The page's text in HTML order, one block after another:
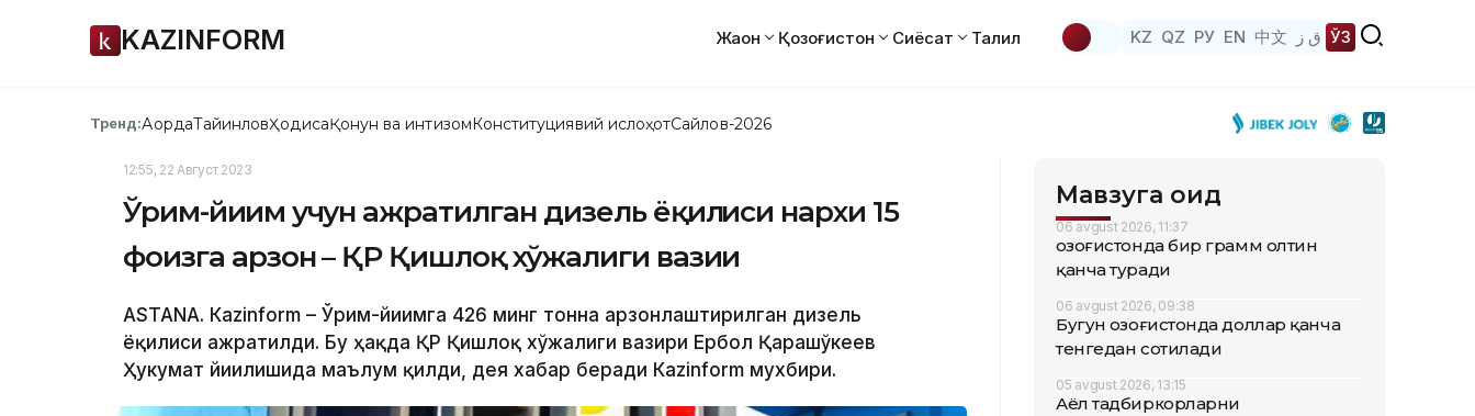
KAZINFORM Жаҳон Қозоғистон Сиёсат Таҳлил KZ QZ РУ EN 中文 ق ز ЎЗ
Тренд:АқордаТайинловҲодисаҚонун ва интизомКонституциявий ислоҳотСайлов-2026
12:55, 22 Август 2023
Ўрим-йиғим учун ажратилган дизель ёқилғиси нархи 15
фоизга арзон – ҚР Қишлоқ хўжалиги вазии
ASTANА. Кazinform – Ўрим-йиғимга 426 минг тонна арзонлаштирилган дизель
ёқилғиси ажратилди. Бу ҳақда ҚР Қишлоқ хўжалиги вазири Ербол Қарашўкеев
Ҳукумат йиғилишида маълум қилди, дея хабар беради Кazinform мухбири.
Мавзуга оид
06 avgust 2026, 11:37
Қозоғистонда бир грамм олтин
қанча туради
06 avgust 2026, 09:38
Бугун Қозоғистонда доллар қанча
тенгедан сотилади
05 avgust 2026, 13:15
Аёл тадбиркорларни